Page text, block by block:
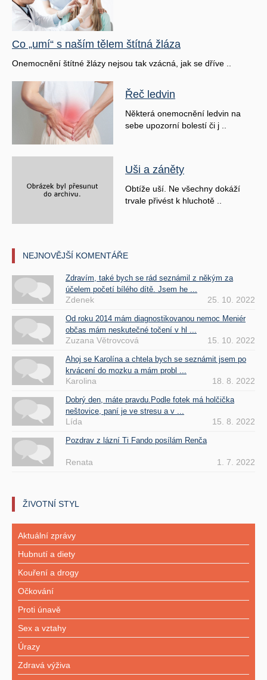
Co „umí“ s naším tělem štítná žláza
Onemocnění štítné žlázy nejsou tak vzácná, jak se dříve ..
Řeč ledvin
Některá onemocnění ledvin na
sebe upozorní bolestí či j ..
Uši a záněty
Obtíže uší. Ne všechny dokáží
trvale přivést k hluchotě ..
NEJNOVĚJŠÍ KOMENTÁŘE
Zdravím, také bych se rád seznámil z někým za
účelem početí bílého dítě. Jsem he ...
Zdenek 25. 10. 2022
Od roku 2014 mám diagnostikovanou nemoc Meniér
občas mám neskutečné točení v hl ...
Zuzana Větrovcová 15. 10. 2022
Ahoj se Karolína a chtela bych se seznámit jsem po
krvácení do mozku a mám probl ...
Karolina 18. 8. 2022
Dobrý den, máte pravdu.Podle fotek má holčička
neštovice, paní je ve stresu a v ...
Lída 15. 8. 2022
Pozdrav z lázní Ti Fando posílám Renča
Renata 1. 7. 2022
ŽIVOTNÍ STYL
Aktuální zprávy
Hubnutí a diety
Kouření a drogy
Očkování
Proti únavě
Sex a vztahy
Úrazy
Zdravá výživa